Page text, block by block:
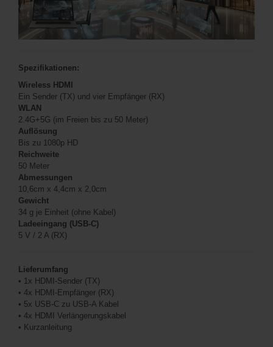
Spezifikationen:
Wireless HDMI
Ein Sender (TX) und vier Empfänger (RX)
WLAN
2.4G+5G (im Freien bis zu 50 Meter)
Auflösung
Bis zu 1080p HD
Reichweite
50 Meter
Abmessungen
10,6cm x 4,4cm x 2,0cm
Gewicht
34 g je Einheit (ohne Kabel)
Ladeeingang (USB-C)
5 V / 2 A (RX)
Lieferumfang
• 1x HDMI-Sender (TX)
• 4x HDMI-Empfänger (RX)
• 5x USB-C zu USB-A Kabel
• 4x HDMI Verlängerungskabel
• Kurzanleitung